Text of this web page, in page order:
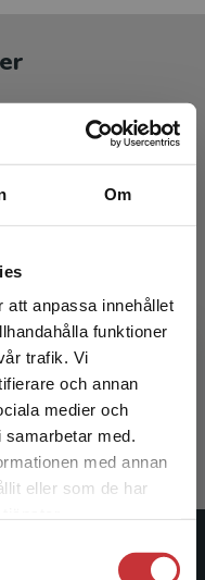
Om
att anpassa innehållet
funktioner
trafik. Vi
och annan
medier och
med.
med annan
eller som de har
utanför Sverige.
Sverige. För
(red.)